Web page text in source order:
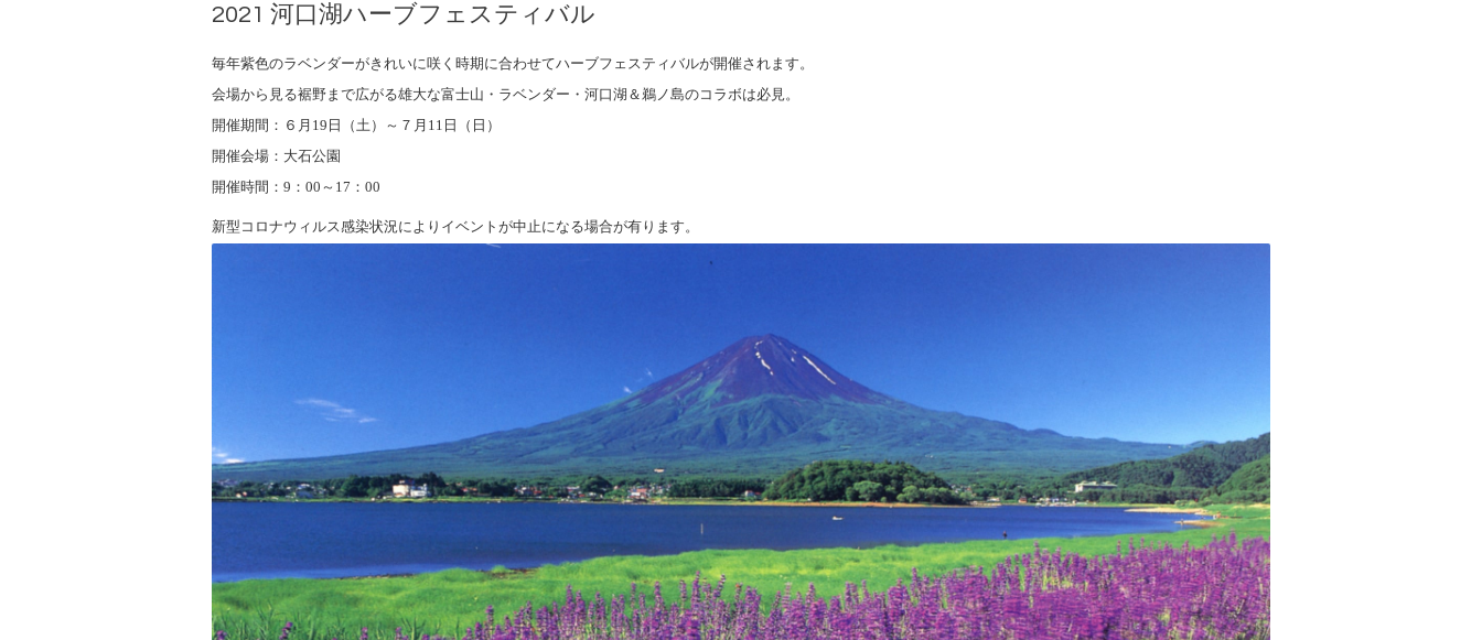
2021 河口湖ハーブフェスティバル
毎年紫色のラベンダーがきれいに咲く時期に合わせてハーブフェスティバルが開催されます。
会場から見る裾野まで広がる雄大な富士山・ラベンダー・河口湖＆鵜ノ島のコラボは必見。
開催期間：６月19日（土）～７月11日（日）
開催会場：大石公園
開催時間：9：00～17：00
新型コロナウィルス感染状況によりイベントが中止になる場合が有ります。